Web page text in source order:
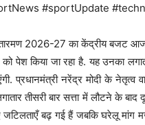
#sportUpdate
2026-27 का केंद्रीय बजट
को पेश किया जा रहा है. यह उनका
प्रधानमंत्री नरेंद्र मोदी के
तीसरी बार सत्ता में लौटने के बाद
जटिलताएँ बढ़ गई हैं जबकि घरेलू